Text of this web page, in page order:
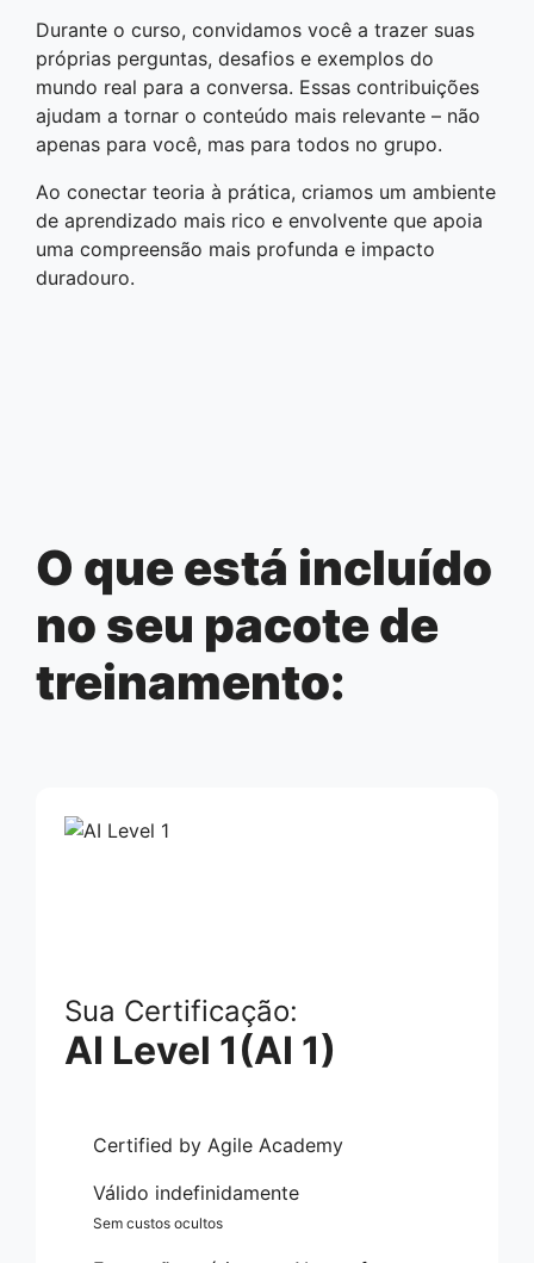
Durante o curso, convidamos você a trazer suas
próprias perguntas, desafios e exemplos do
mundo real para a conversa. Essas contribuições
ajudam a tornar o conteúdo mais relevante – não
apenas para você, mas para todos no grupo.
Ao conectar teoria à prática, criamos um ambiente
de aprendizado mais rico e envolvente que apoia
uma compreensão mais profunda e impacto
duradouro.
O que está incluído
no seu pacote de
treinamento:
Sua Certificação:
AI Level 1(AI 1)
Certified by Agile Academy
Válido indefinidamente
Sem custos ocultos